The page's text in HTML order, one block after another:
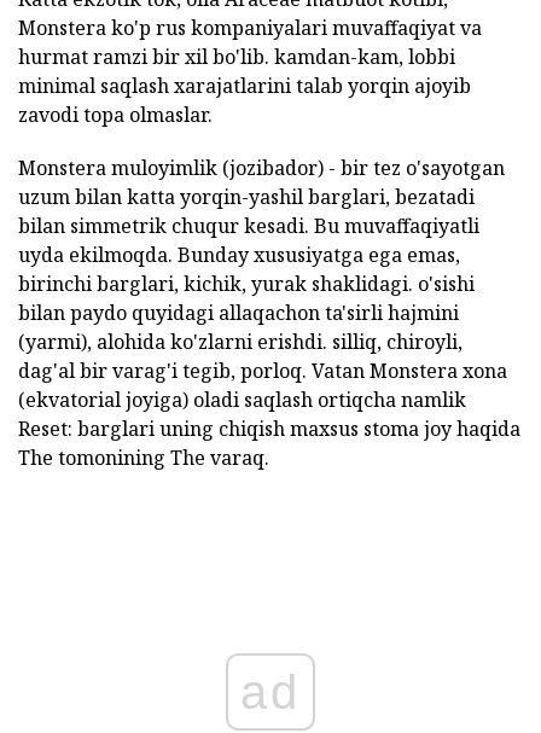
Monstera ko'p rus kompaniyalari muvaffaqiyat va
hurmat ramzi bir xil bo'lib. kamdan-kam, lobbi
minimal saqlash xarajatlarini talab yorqin ajoyib
zavodi topa olmaslar.
Monstera muloyimlik (jozibador) - bir tez o'sayotgan
uzum bilan katta yorqin-yashil barglari, bezatadi
bilan simmetrik chuqur kesadi. Bu muvaffaqiyatli
uyda ekilmoqda. Bunday xususiyatga ega emas,
birinchi barglari, kichik, yurak shaklidagi. o'sishi
bilan paydo quyidagi allaqachon ta'sirli hajmini
(yarmi), alohida ko'zlarni erishdi. silliq, chiroyli,
dag'al bir varag'i tegib, porloq. Vatan Monstera xona
(ekvatorial joyiga) oladi saqlash ortiqcha namlik
Reset: barglari uning chiqish maxsus stoma joy haqida
The tomonining The varaq.
ad